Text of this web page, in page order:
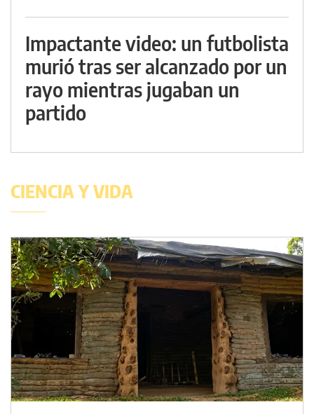
Impactante video: un futbolista
murió tras ser alcanzado por un
rayo mientras jugaban un
partido
CIENCIA Y VIDA